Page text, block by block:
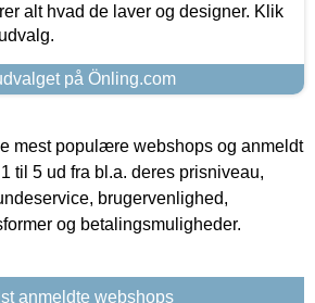
alt hvad de laver og designer. Klik
på Önling.com
mest populære webshops og anmeldt
til 5 ud fra bl.a. deres prisniveau,
brugervenlighed,
og betalingsmuligheder.
anmeldte webshops